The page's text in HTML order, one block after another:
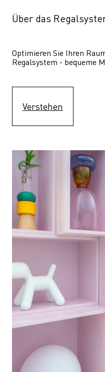
Über das
Optimieren Sie Ihren
Regalsystem - bequeme
Verstehen